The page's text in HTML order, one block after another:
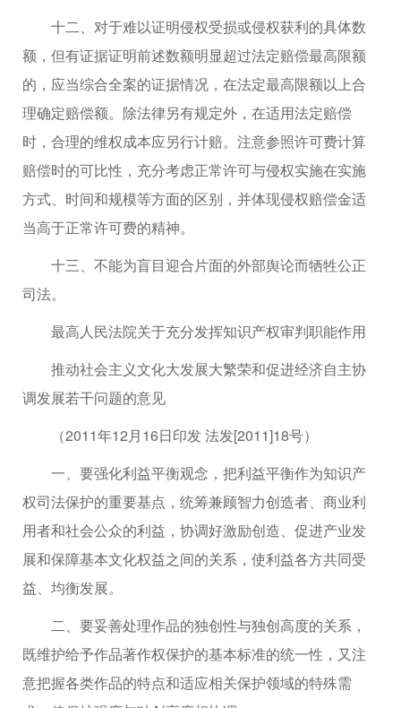
十二、对于难以证明侵权受损或侵权获利的具体数
额，但有证据证明前述数额明显超过法定赔偿最高限额
的，应当综合全案的证据情况，在法定最高限额以上合
理确定赔偿额。除法律另有规定外，在适用法定赔偿
时，合理的维权成本应另行计赔。注意参照许可费计算
赔偿时的可比性，充分考虑正常许可与侵权实施在实施
方式、时间和规模等方面的区别，并体现侵权赔偿金适
当高于正常许可费的精神。
十三、不能为盲目迎合片面的外部舆论而牺牲公正
司法。
最高人民法院关于充分发挥知识产权审判职能作用
推动社会主义文化大发展大繁荣和促进经济自主协
调发展若干问题的意见
（2011年12月16日印发 法发[2011]18号）
一、要强化利益平衡观念，把利益平衡作为知识产
权司法保护的重要基点，统筹兼顾智力创造者、商业利
用者和社会公众的利益，协调好激励创造、促进产业发
展和保障基本文化权益之间的关系，使利益各方共同受
益、均衡发展。
二、要妥善处理作品的独创性与独创高度的关系，
既维护给予作品著作权保护的基本标准的统一性，又注
意把握各类作品的特点和适应相关保护领域的特殊需